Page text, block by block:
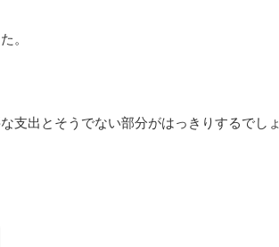
。
支出とそうでない部分がはっきりするでしょ